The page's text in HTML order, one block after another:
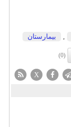
بیمارستان
(0)
X